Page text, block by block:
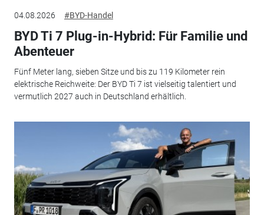
04.08.2026 #BYD-Handel
BYD Ti 7 Plug-in-Hybrid: Für Familie und
Abenteuer
Fünf Meter lang, sieben Sitze und bis zu 119 Kilometer rein
elektrische Reichweite: Der BYD Ti 7 ist vielseitig talentiert und
vermutlich 2027 auch in Deutschland erhältlich.